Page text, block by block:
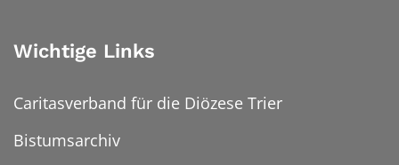
Wichtige Links
Caritasverband für die Diözese Trier
Bistumsarchiv